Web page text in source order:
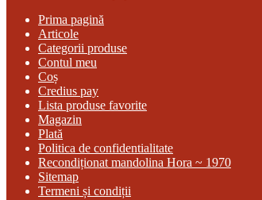
Prima pagină
Articole
Categorii produse
Contul meu
Coș
Credius pay
Lista produse favorite
Magazin
Plată
Politica de confidentialitate
Recondiționat mandolina Hora ~ 1970
Sitemap
Termeni și condiții